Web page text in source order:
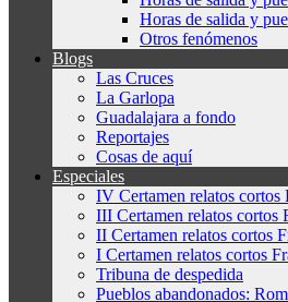
Horas de salida y
Otros fenómenos
Blogs
Las Cruces
La Garlopa
Guadalajara a fondo
Reportajes
Cosas de aquí
Especiales
IV Certamen relatos
III Certamen relatos cortos
II Certamen relatos cortos
I Certamen relatos cortos
Tribuna de despedida
Pueblos abandonados: